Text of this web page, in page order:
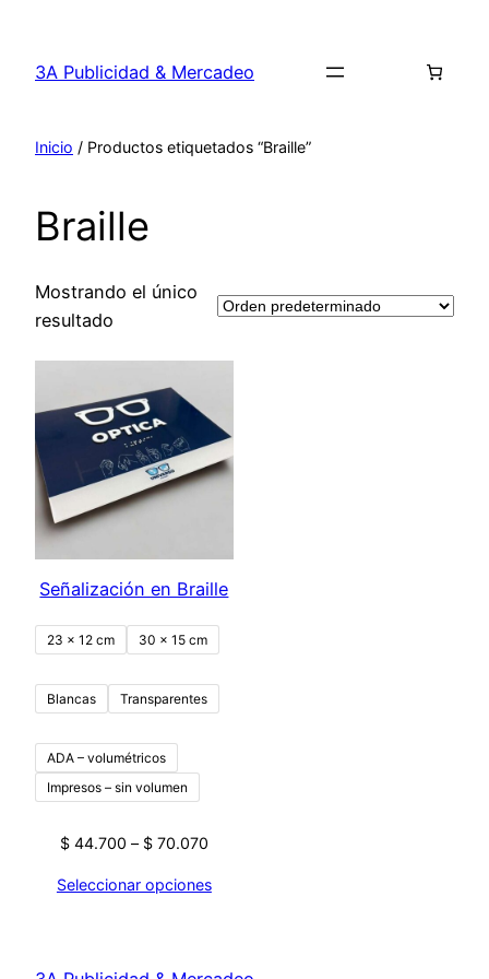
contenido
3A Publicidad & Mercadeo
Inicio / Productos etiquetados “Braille”
Braille
Mostrando el único
resultado
Señalización en Braille
23 x 12 cm 30 x 15 cm
Blancas Transparentes
ADA – volumétricos
Impresos – sin volumen
$44.700 – $70.070
Seleccionar opciones